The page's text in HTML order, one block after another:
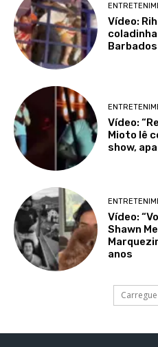
Vídeo:
Barbados
Vídeo:
Mioto lê
show,
Vídeo:
Shawn
anos